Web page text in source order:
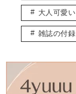
大人可愛い
雑誌の付録